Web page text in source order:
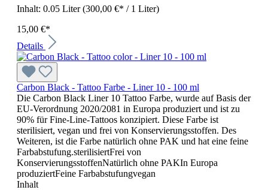
Inhalt: 0.05 Liter(300,00 €* / 1 Liter)
15,00 €*
Details
Carbon Black - Tattoo Farbe - Liner 10 - 100 ml
Die Carbon Black Liner 10 Tattoo Farbe, wurde auf Basis der
EU-Verordnung 2020/2081 in Europa produziert und ist zu
90% für Fine-Line-Tattoos konzipiert. Diese Farbe ist
sterilisiert, vegan und frei von Konservierungsstoffen. Des
Weiteren, ist die Farbe natürlich ohne PAK und hat eine feine
Farbabstufung.sterilisiertFrei von
KonservierungsstoffenNatürlich ohne PAKIn Europa
produziertFeine Farbabstufungvegan
Inhalt